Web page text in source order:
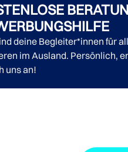
deine Begleiter*innen für
im Ausland. Persönlich,
uns an!